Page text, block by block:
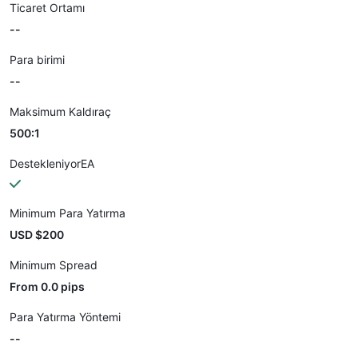
Ticaret Ortamı
--
Para birimi
--
Maksimum Kaldıraç
500:1
DestekleniyorEA
Minimum Para Yatırma
USD $200
Minimum Spread
From 0.0 pips
Para Yatırma Yöntemi
--